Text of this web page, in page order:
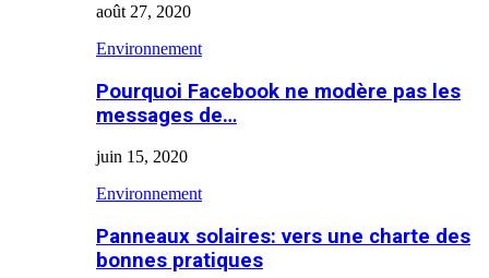
août 27, 2020
Environnement
Pourquoi Facebook ne modère pas les
messages de…
juin 15, 2020
Environnement
Panneaux solaires: vers une charte des
bonnes pratiques